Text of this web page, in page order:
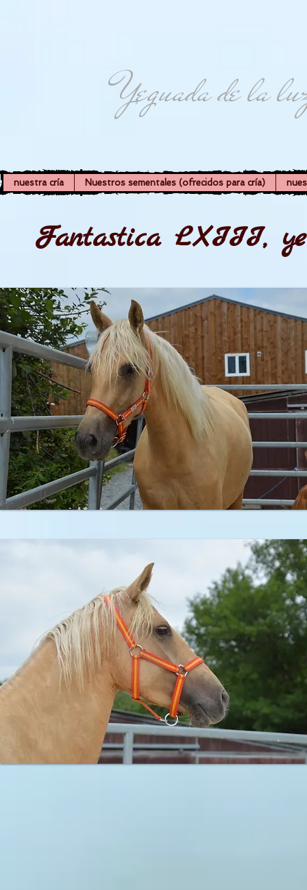
Yeguada de la
nuestra cría Nuestros sementales (ofrecidos para cría)
Fantastica LXIII,